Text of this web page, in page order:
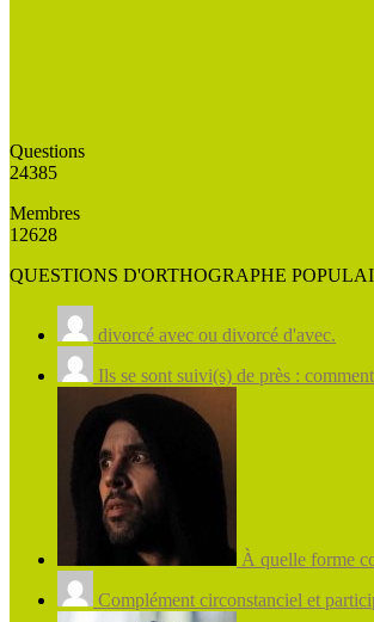
Questions
24385
Membres
12628
QUESTIONS D'ORTHOGRAPHE
divorcé avec ou divorcé d'avec.
Ils se sont suivi(s) de près :
À quelle forme
Complément circonstanciel et